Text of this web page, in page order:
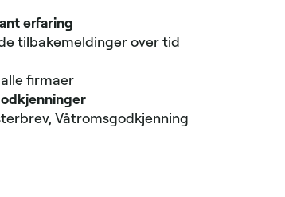
erfaring
tilbake­meldinger over tid
firmaer
Våtroms­godkjenning